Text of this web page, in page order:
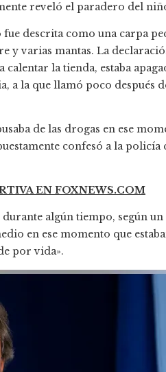
reveló el paradero del
descrita como una carpa
y varias mantas. La
calentar la tienda, estaba
a la que llamó poco después
de las drogas en ese
confesó a la policía
EN FOXNEWS.COM
algún tiempo, según un
en ese momento que
por vida».